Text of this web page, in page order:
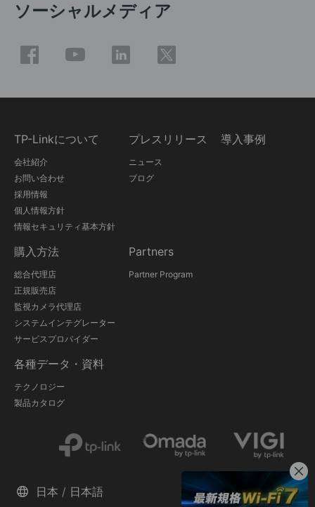
ソーシャルメディア
TP-Linkについて
会社紹介
お問い合わせ
採用情報
個人情報方針
情報セキュリティ基本方針
プレスリリース
ニュース
ブログ
導入事例
購入方法
総合代理店
正規販売店
監視カメラ代理店
システムインテグレーター
サービスプロバイダー
Partners
Partner Program
各種データ・資料
テクノロジー
製品カタログ
日本 / 日本語